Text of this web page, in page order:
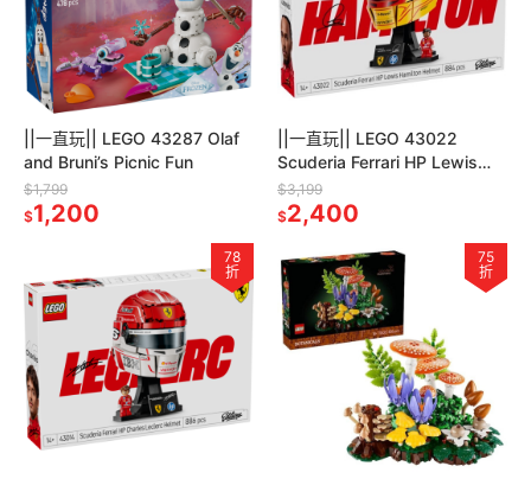
||一直玩|| LEGO 43287 Olaf
and Bruni’s Picnic Fun
$1,799
$1,200
||一直玩|| LEGO 43022
Scuderia Ferrari HP Lewis
Hamilton Helmet
$3,199
$2,400
78
折
75
折